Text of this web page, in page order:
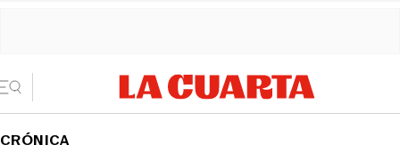
CRÓNICA